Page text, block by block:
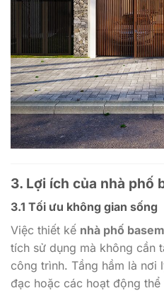
3. Lợi ích của nhà phố
3.1 Tối ưu không gian sống
Việc thiết kế nhà phố
tích sử dụng mà không cần
công trình. Tầng hầm là nơi
đạc hoặc các hoạt động